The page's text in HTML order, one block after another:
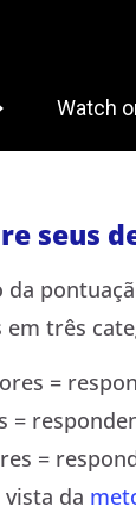
seus
da
em três
=
=
=
da